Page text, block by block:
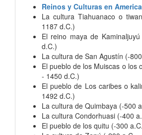
Reinos y Culturas en
La cultura Tiahuanaco o
1187 d.C.)
El reino maya de
d.C.)
La cultura de San Agustín (-
El pueblo de los Muiscas o los
- 1450 d.C.)
El pueblo de Los caribes o
1492 d.C.)
La cultura de Quimbaya (-500
La cultura Condorhuasi (-400
El pueblo de los quitu (-300